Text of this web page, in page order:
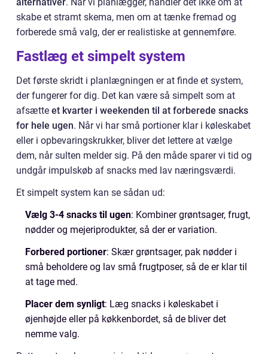
skabe et stramt skema, men om at tænke fremad og
forberede små valg, der er realistiske at gennemføre.
Fastlæg et simpelt system
Det første skridt i planlægningen er at finde et system,
der fungerer for dig. Det kan være så simpelt som at
afsætte et kvarter i weekenden til at forberede snacks
for hele ugen. Når vi har små portioner klar i køleskabet
eller i opbevaringskrukker, bliver det lettere at vælge
dem, når sulten melder sig. På den måde sparer vi tid og
undgår impulskøb af snacks med lav næringsværdi.
Et simpelt system kan se sådan ud:
Vælg 3-4 snacks til ugen: Kombiner grøntsager, frugt,
nødder og mejeriprodukter, så der er variation.
Forbered portioner: Skær grøntsager, pak nødder i
små beholdere og lav små frugtposer, så de er klar til
at tage med.
Placer dem synligt: Læg snacks i køleskabet i
øjenhøjde eller på køkkenbordet, så de bliver det
nemme valg.